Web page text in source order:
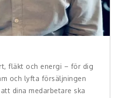
fläkt och energi – för dig
och lyfta försäljningen
dina medarbetare ska